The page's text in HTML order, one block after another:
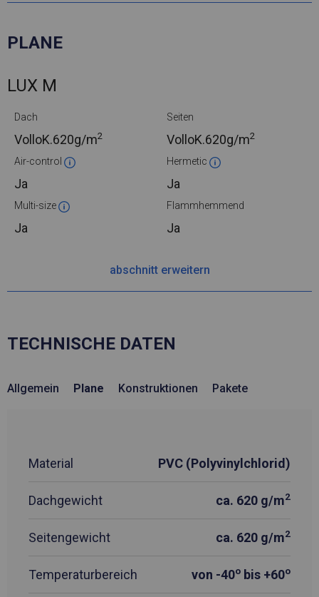
PLANE
LUX M
Dach
VolloK.620g/m2
Seiten
VolloK.620g/m2
Air-control
Ja
Hermetic
Ja
Multi-size
Ja
Flammhemmend
Ja
abschnitt erweitern
TECHNISCHE DATEN
Allgemein Plane Konstruktionen Pakete
Material PVC (Polyvinylchlorid)
Dachgewicht ca. 620 g/m2
Seitengewicht ca. 620 g/m2
Temperaturbereich von -40o bis +60o